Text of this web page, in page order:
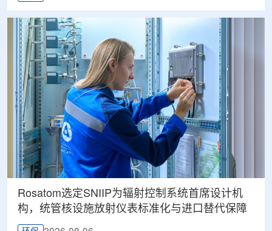
Rosatom选定SNIIP为辐射控制系统首席设计机
构，统管核设施放射仪表标准化与进口替代保障